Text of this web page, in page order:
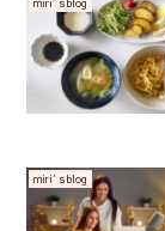
miri′sblog